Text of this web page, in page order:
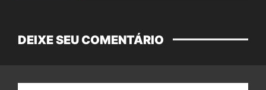
DEIXE SEU COMENTÁRIO